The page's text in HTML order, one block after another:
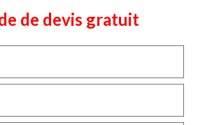
de devis gratuit